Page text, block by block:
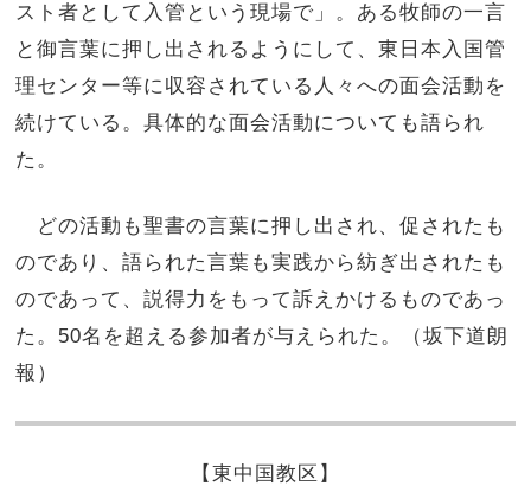
スト者として入管という現場で」。ある牧師の一言
と御言葉に押し出されるようにして、東日本入国管
理センター等に収容されている人々への面会活動を
続けている。具体的な面会活動についても語られ
た。
どの活動も聖書の言葉に押し出され、促されたも
のであり、語られた言葉も実践から紡ぎ出されたも
のであって、説得力をもって訴えかけるものであっ
た。50名を超える参加者が与えられた。（坂下道朗
報）
【 東中国教区 】